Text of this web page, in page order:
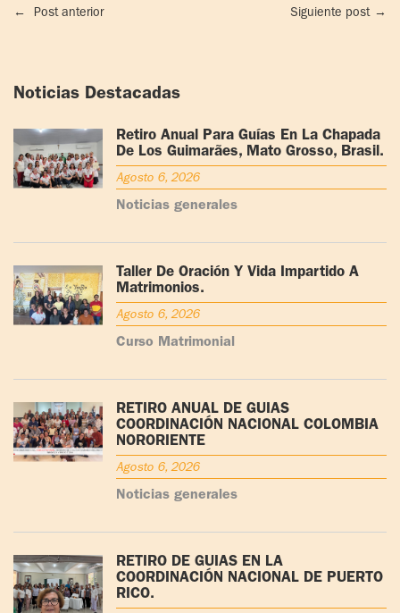
← Post anterior Siguiente post →
Noticias Destacadas
Retiro Anual Para Guías En La Chapada
De Los Guimarães, Mato Grosso, Brasil.
Agosto 6, 2026
Noticias generales
Taller De Oración Y Vida Impartido A
Matrimonios.
Agosto 6, 2026
Curso Matrimonial
RETIRO ANUAL DE GUÍAS
COORDINACIÓN NACIONAL COLOMBIA
NORORIENTE
Agosto 6, 2026
Noticias generales
RETIRO DE GUÍAS EN LA
COORDINACIÓN NACIONAL DE PUERTO
RICO.